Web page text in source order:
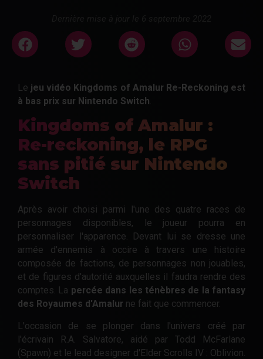
Le jeu vidéo Kingdoms of Amalur Re-Reckoning est
à bas prix sur Nintendo Switch.
Kingdoms of Amalur :
Re-reckoning, le RPG
sans pitié sur Nintendo
Switch
Après avoir choisi parmi l'une des quatre races de
personnages disponibles, le joueur pourra en
personnaliser l'apparence. Devant lui se dresse une
armée d'ennemis à occire à travers une histoire
composée de factions, de personnages non jouables,
et de figures d'autorité auxquelles il faudra rendre des
comptes. La percée dans les ténèbres de la fantasy
des Royaumes d'Amalur ne fait que commencer.
L'occasion de se plonger dans l'univers créé par
l'écrivain R.A. Salvatore, aidé par Todd McFarlane
(Spawn) et le lead designer d'Elder Scrolls IV : Oblivion.